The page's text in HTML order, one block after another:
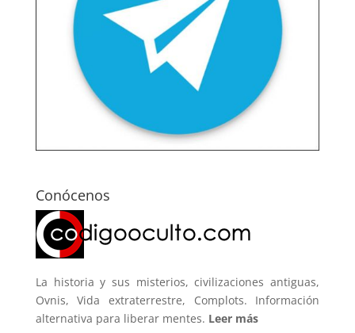
Conócenos
La historia y sus misterios, civilizaciones antiguas,
Ovnis, Vida extraterrestre, Complots. Información
alternativa para liberar mentes. Leer más